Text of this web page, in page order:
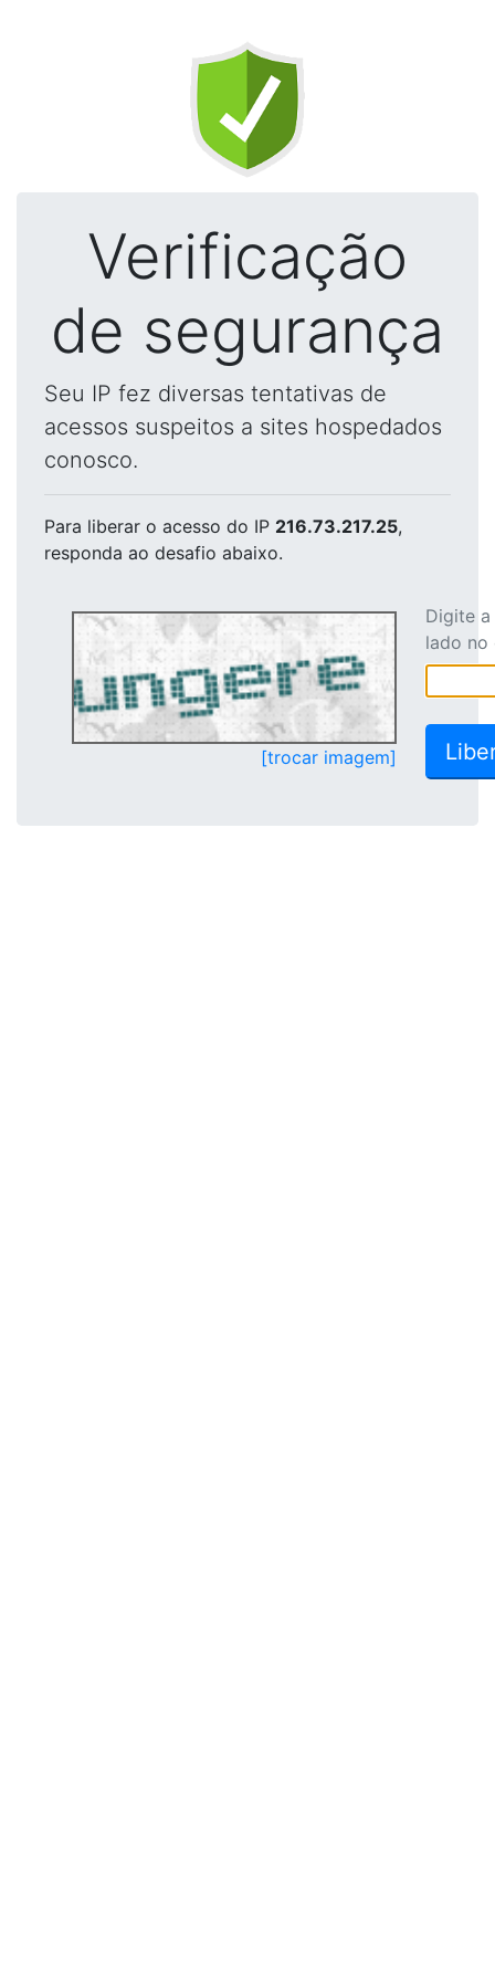
Verificação
de segurança
Seu IP fez diversas tentativas de
acessos suspeitos a sites hospedados
conosco.
Para liberar o acesso do IP 216.73.217.25,
responda ao desafio abaixo.
[trocar imagem]
Digite
lado no